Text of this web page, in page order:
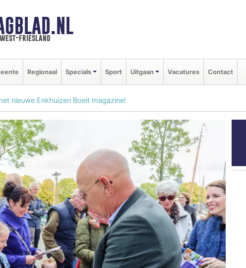
west-friesland
Regionaal Specials Sport Uitgaan Vacatures Contact
nieuwe Enkhuizen Boeit magazine!